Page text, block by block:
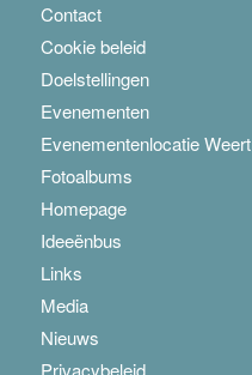
Contact
Cookie beleid
Doelstellingen
Evenementen
Evenementenlocatie Weert
Fotoalbums
Homepage
Ideeënbus
Links
Media
Nieuws
Privacybeleid